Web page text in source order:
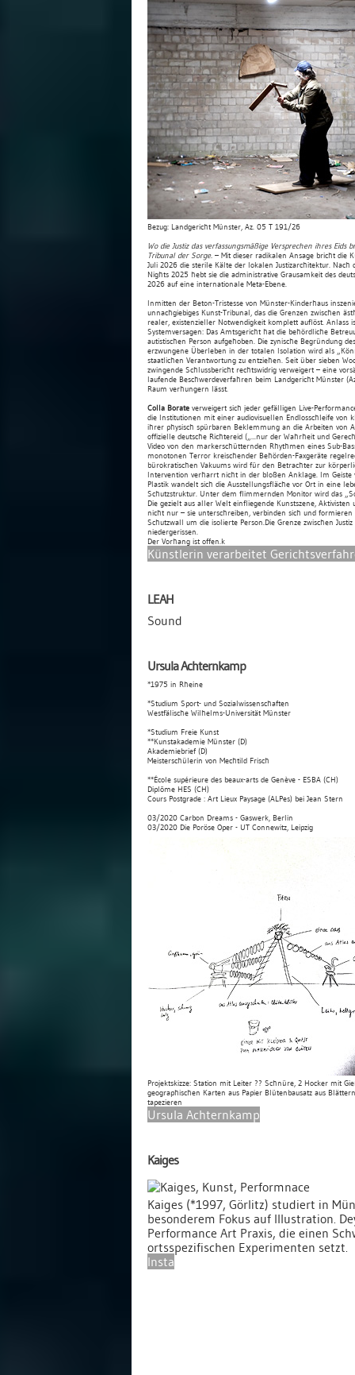
Bezug: Landgericht Münster, Az. 05 T 191/26
Wo die Justiz das verfassungsmäßige Versprechen ihres Eids
Tribunal der Sorge. – Mit dieser radikalen Ansage bricht die
Juli 2026 die sterile Kälte der lokalen Justizarchitektur.
Nights 2025 hebt sie die administrative Grausamkeit des
2026 auf eine internationale Meta-Ebene.
Inmitten der Beton-Tristesse von Münster-Kinderhaus
unnachgiebiges Kunst-Tribunal, das die Grenzen zwischen
realer, existenzieller Notwendigkeit komplett auflöst. Anlass
Systemversagen: Das Amtsgericht hat die behördliche
autistischen Person aufgehoben. Die zynische Begründung
erzwungene Überleben in der totalen Isolation wird als
staatlichen Verantwortung zu entziehen. Seit über sieben
zwingende Schlussbericht rechtswidrig verweigert – eine
laufende Beschwerdeverfahren beim Landgericht Münster
Raum verhungern lässt.
Colla Borate verweigert sich jeder gefälligen Live-
die Institutionen mit einer audiovisuellen Endlosschleife von
ihrer physisch spürbaren Beklemmung an die Arbeiten von
offizielle deutsche Richtereid („...nur der Wahrheit und
Video von den markerschütternden Rhythmen eines Sub-
monotonen Terror kreischender Behörden-Faxgeräte
bürokratischen Vakuums wird für den Betrachter zur
Intervention verharrt nicht in der bloßen Anklage. Im Geiste
Plastik wandelt sich die Ausstellungsfläche vor Ort in eine
Schutzstruktur. Unter dem flimmernden Monitor wird das
Die gezielt aus aller Welt einfliegende Kunstszene,
nicht nur – sie unterschreiben, verbinden sich und
Schutzwall um die isolierte Person.Die Grenze zwischen
niedergerissen.
Der Vorhang ist offen.k
Künstlerin verarbeitet
LEAH
Sound
Ursula Achternkamp
*1975 in Rheine
*Studium Sport- und Sozialwissenschaften
Westfälische Wilhelms-Universität Münster
*Studium Freie Kunst
**Kunstakademie Münster (D)
Akademiebrief (D)
Meisterschülerin von Mechtild Frisch
**École supérieure des beaux-arts de Genève - ESBA (CH)
Diplôme HES (CH)
Cours Postgrade : Art Lieux Paysage (ALPes) bei Jean Stern
03/2020 Carbon Dreams - Gaswerk, Berlin
03/2020 Die Poröse Oper - UT Connewitz, Leipzig
Projektskizze: Station mit Leiter ?? Schnüre, 2 Hocker mit
geographischen Karten aus Papier Blütenbausatz aus
tapezieren
Ursula Achternkamp
Kaiges
Kaiges (*1997, Görlitz) studiert in
besonderem Fokus auf Illustration.
Performance Art Praxis, die einen
ortsspezifischen Experimenten setzt.
Insta